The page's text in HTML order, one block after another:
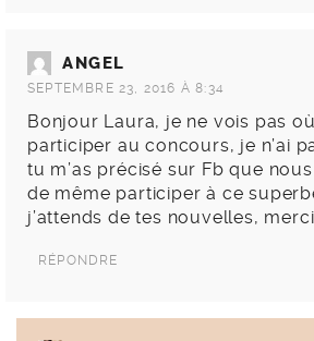
ANGEL
SEPTEMBRE 23, 2016 À 8:34
Bonjour Laura, je ne vois pas
participer au concours, je n’ai
tu m’as précisé sur Fb que
de même participer à ce
j’attends de tes nouvelles, merci
RÉPONDRE